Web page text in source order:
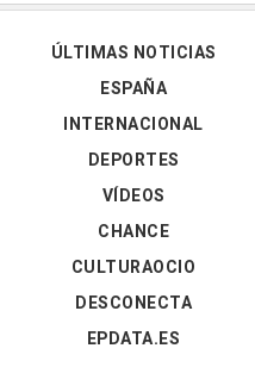
ÚLTIMAS NOTICIAS
ESPAÑA
INTERNACIONAL
DEPORTES
VÍDEOS
CHANCE
CULTURAOCIO
DESCONECTA
EPDATA.ES